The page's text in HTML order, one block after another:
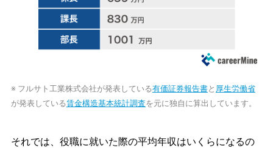
※ フルサト工業株式会社が発表している有価証券報告書と 厚生労働省
が発表している賃金構造基本統計調査を元に独自に算出しています。
それでは、役職に就いた際の平均年収はいくらになるの